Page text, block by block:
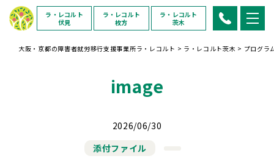
ラ・レコルト
伏見
ラ・レコルト
枚方
ラ・レコルト
茨木
大阪・京都の障害者就労移行支援事業所ラ・レコルト > ラ・レコルト茨木 > プログラ
image
2026/06/30
添付ファイル